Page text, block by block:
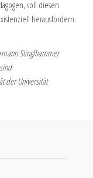
soll diesen
herausfordern.
Stinglhammer
der Universität